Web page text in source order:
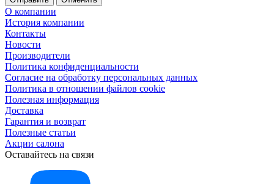
О компании
История компании
Контакты
Новости
Производители
Политика конфиденциальности
Согласие на обработку персональных данных
Политика в отношении файлов cookie
Полезная информация
Доставка
Гарантия и возврат
Полезные статьи
Акции салона
Оставайтесь на связи